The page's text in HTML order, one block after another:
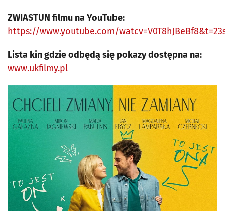
ZWIASTUN filmu na YouTube:
https://www.youtube.com/
Lista kin gdzie odbędą się pokazy dostępna na:
www.ukfilmy.pl